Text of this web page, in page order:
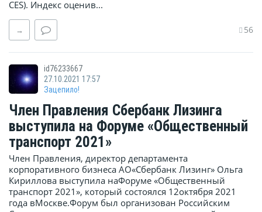
CES). Индекс оценив...
→ 56
id76233667
27.10.2021 17:57
Зацепило!
Член Правления Сбербанк Лизинга
выступила на Форуме «Общественный
транспорт 2021»
Член Правления, директор департамента
корпоративного бизнеса АО«Сбербанк Лизинг» Ольга
Кириллова выступила наФоруме «Общественный
транспорт 2021», который состоялся 12октября 2021
года вМоскве.Форум был организован Российским